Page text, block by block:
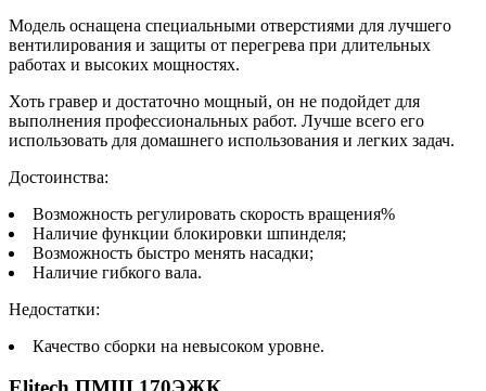
Модель оснащена специальными отверстиями для лучшего
вентилирования и защиты от перегрева при длительных
работах и высоких мощностях.
Хоть гравер и достаточно мощный, он не подойдет для
выполнения профессиональных работ. Лучше всего его
использовать для домашнего использования и легких задач.
Достоинства:
Возможность регулировать скорость вращения%
Наличие функции блокировки шпинделя;
Возможность быстро менять насадки;
Наличие гибкого вала.
Недостатки:
Качество сборки на невысоком уровне.